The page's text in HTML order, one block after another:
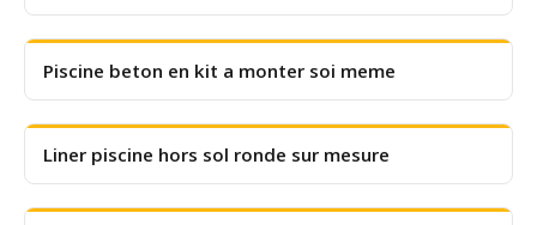
Piscine beton en kit a monter soi meme
Liner piscine hors sol ronde sur mesure